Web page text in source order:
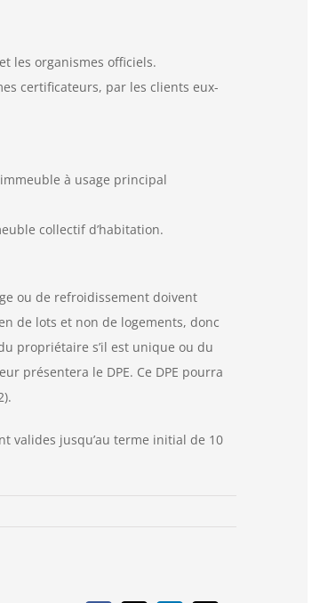
les organismes officiels.
certificateurs, par les clients eux-
à usage principal
collectif d’habitation.
ou de refroidissement doivent
de lots et non de logements, donc
propriétaire s’il est unique ou du
présentera le DPE. Ce DPE pourra
valides jusqu’au terme initial de 10